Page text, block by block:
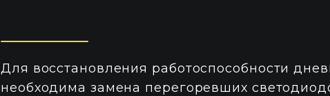
Для восстановления работоспособности
необходима замена перегоревших